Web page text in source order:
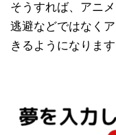
そうすれば、アニ
逃避などではなく
きるようになります